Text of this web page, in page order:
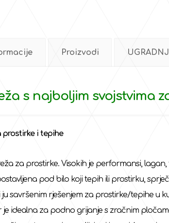
Proizvodi
s najboljim svojstvima
prostirke i tepihe
za prostirke. Visokih je performansi,
pod bilo koji tepih ili prostirku,
savršenim rješenjem za prostirke/tepihe u
idealna za podno grijanje s zračnim